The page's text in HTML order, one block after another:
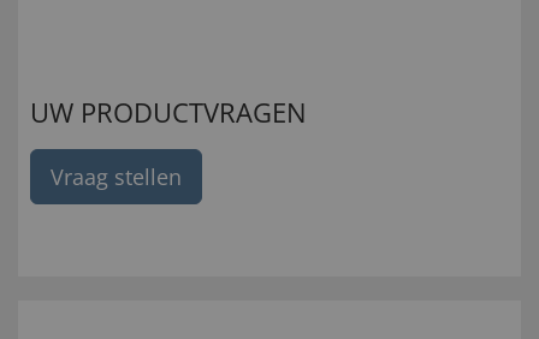
UW PRODUCTVRAGEN
Vraag stellen